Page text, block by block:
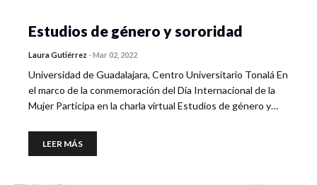
Estudios de género y sororidad
Laura Gutiérrez -Mar 02, 2022
Universidad de Guadalajara, Centro Universitario Tonalá En
el marco de la conmemoración del Día Internacional de la
Mujer Participa en la charla virtual Estudios de género y…
LEER MÁS